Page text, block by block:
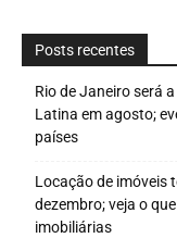
Posts recentes
Rio de Janeiro será
Latina em agosto;
países
Locação de imóveis
dezembro; veja o
imobiliárias